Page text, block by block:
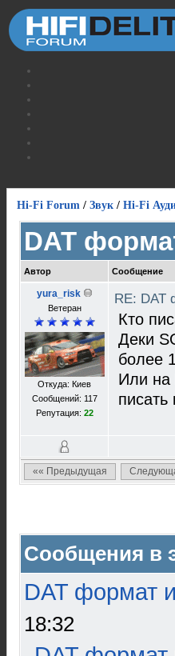
Hi-Fi Forum / Звук / Hi-Fi
DAT
Автор Сообщение
yura_risk
Ветеран
Откуда: Киев
Сообщений: 117
Репутация: 22
RE: DAT
Кто
Деки
более
Или на
писать
«« Предыдущая
Сообщения в
DAT формат
18:32